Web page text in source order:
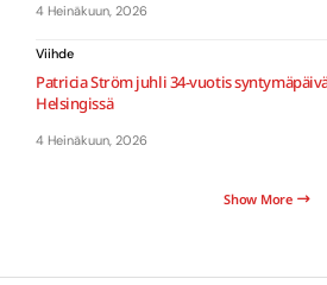
4 Heinäkuun, 2026
Viihde
Patricia Ström juhli 34-vuotis
Helsingissä
4 Heinäkuun, 2026
Show More